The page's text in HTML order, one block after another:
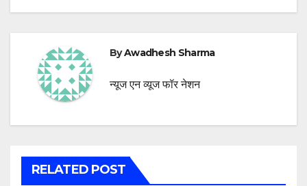
ByAwadhesh Sharma
न्यूज एन व्यूज फॉर नेशन
RELATED POST